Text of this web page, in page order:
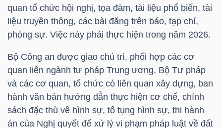
quan tổ chức hội nghị, tọa đàm, tài liệu phổ biến, tài
liệu truyền thông, các bài đăng trên báo, tạp chí,
phóng sự. Việc này phải thực hiện trong năm 2026.
Bộ Công an được giao chủ trì, phối hợp các cơ
quan liên ngành tư pháp Trung ương, Bộ Tư pháp
và các cơ quan, tổ chức có liên quan xây dựng, ban
hành văn bản hướng dẫn thực hiện cơ chế, chính
sách đặc thù về hình sự, tố tụng hình sự, thi hành
án của Nghị quyết để xử lý vi phạm pháp luật về đất
PHÂN
TÍCH
VIETSTOCKFINANCE
VĨ
MÔ